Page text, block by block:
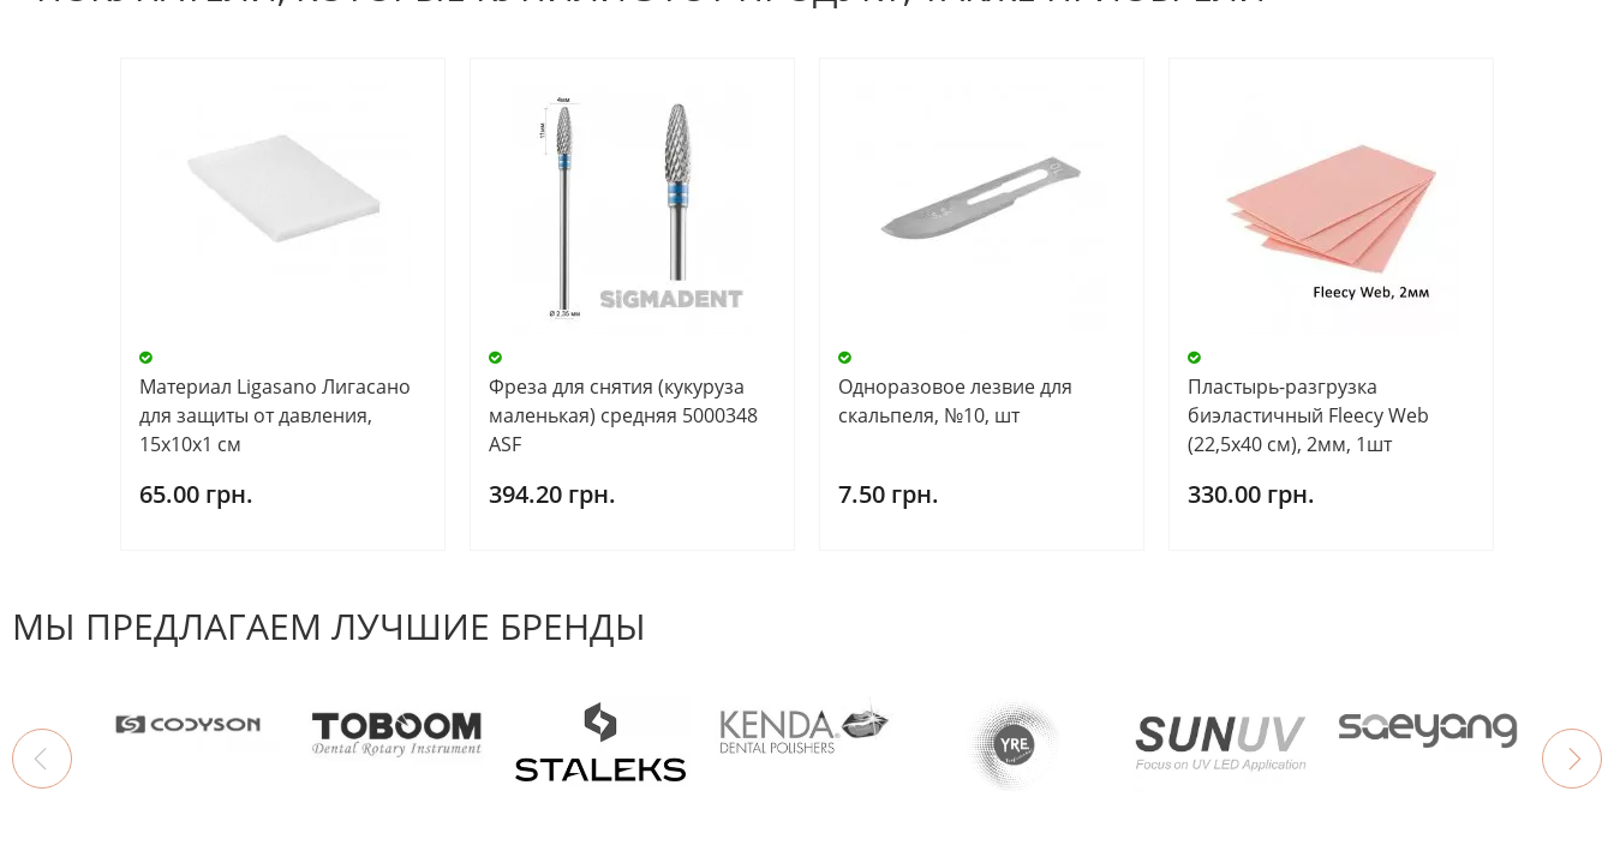
Материал Ligasano Лигасано
для защиты от давления,
15х10х1 см
65.00 грн.
Фреза для снятия (кукуруза
маленькая) средняя 5000348
ASF
394.20 грн.
Одноразовое лезвие для
скальпеля, №10, шт
7.50 грн.
Пластырь-разгрузка
биэластичный Fleecy Web
(22,5х40 см), 2мм, 1шт
330.00 грн.
МЫ ПРЕДЛАГАЕМ ЛУЧШИЕ БРЕНДЫ